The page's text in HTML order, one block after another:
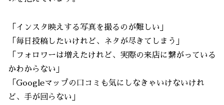
「インスタ映えする写真を撮るのが難しい」
「毎日投稿したいけれど、ネタが尽きてしまう」
「フォロワーは増えたけれど、実際の来店に繋がっている
かわからない」
「Googleマップの口コミも気にしなきゃいけないけれ
ど、手が回らない」